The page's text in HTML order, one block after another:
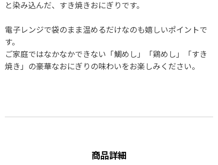
と染み込んだ、すき焼きおにぎりです。
電子レンジで袋のまま温めるだけなのも嬉しいポイントで
す。
ご家庭ではなかなかできない「鯛めし」「鶏めし」「すき
焼き」の豪華なおにぎりの味わいをお楽しみください。
商品詳細